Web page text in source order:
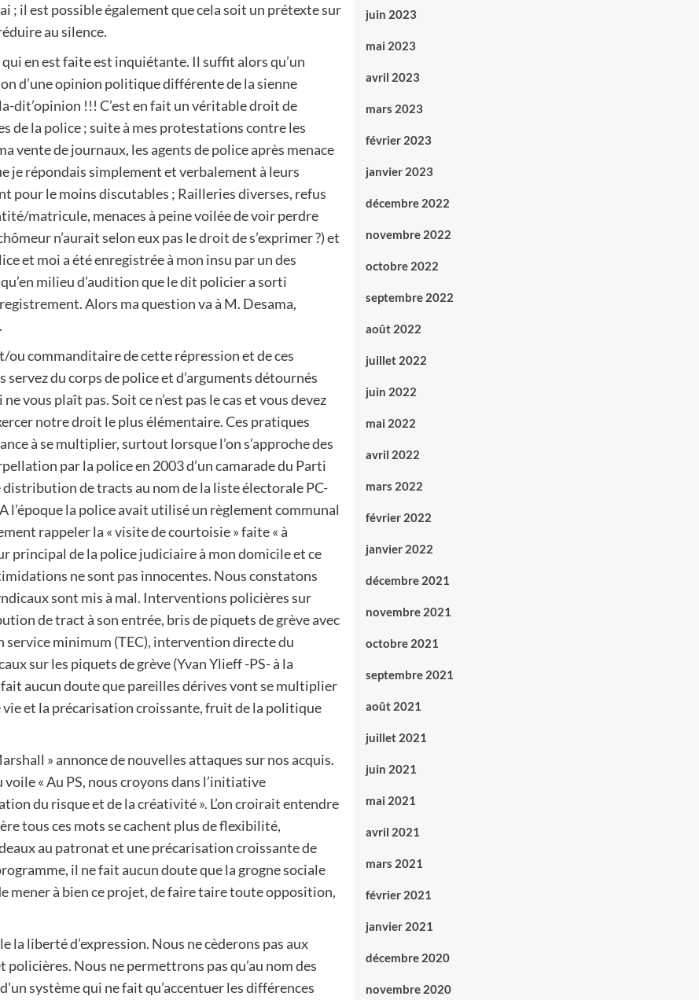
; il est possible également que cela soit un prétexte sur
au silence.
en est faite est inquiétante. Il suffit alors qu’un
d’une opinion politique différente de la sienne
dit’opinion !!! C’est en fait un véritable droit de
de la police ; suite à mes protestations contre les
vente de journaux, les agents de police après menace
je répondais simplement et verbalement à leurs
pour le moins discutables ; Railleries diverses, refus
matricule, menaces à peine voilée de voir perdre
n’aurait selon eux pas le droit de s’exprimer ?) et
et moi a été enregistrée à mon insu par un des
milieu d’audition que le dit policier a sorti
Alors ma question va à M. Desama,
ou commanditaire de cette répression et de ces
du corps de police et d’arguments détournés
plaît pas. Soit ce n’est pas le cas et vous devez
notre droit le plus élémentaire. Ces pratiques
à se multiplier, surtout lorsque l’on s’approche des
par la police en 2003 d’un camarade du Parti
de tracts au nom de la liste électorale PC-
l’époque la police avait utilisé un règlement communal
rappeler la « visite de courtoisie » faite « à
principal de la police judiciaire à mon domicile et ce
ne sont pas innocentes. Nous constatons
sont mis à mal. Interventions policières sur
de tract à son entrée, bris de piquets de grève avec
service minimum (TEC), intervention directe du
sur les piquets de grève (Yvan Ylieff -PS- à la
aucun doute que pareilles dérives vont se multiplier
et la précarisation croissante, fruit de la politique
» annonce de nouvelles attaques sur nos acquis.
voile « Au PS, nous croyons dans l’initiative
du risque et de la créativité ». L’on croirait entendre
tous ces mots se cachent plus de flexibilité,
au patronat et une précarisation croissante de
il ne fait aucun doute que la grogne sociale
mener à bien ce projet, de faire taire toute opposition,
la liberté d’expression. Nous ne cèderons pas aux
Nous ne permettrons pas qu’au nom des
système qui ne fait qu’accentuer les différences
juin 2023
mai 2023
avril 2023
mars 2023
février 2023
janvier 2023
décembre 2022
novembre 2022
octobre 2022
septembre 2022
août 2022
juillet 2022
juin 2022
mai 2022
avril 2022
mars 2022
février 2022
janvier 2022
décembre 2021
novembre 2021
octobre 2021
septembre 2021
août 2021
juillet 2021
juin 2021
mai 2021
avril 2021
mars 2021
février 2021
janvier 2021
décembre 2020
novembre 2020